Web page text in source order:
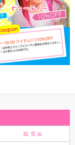
試写会